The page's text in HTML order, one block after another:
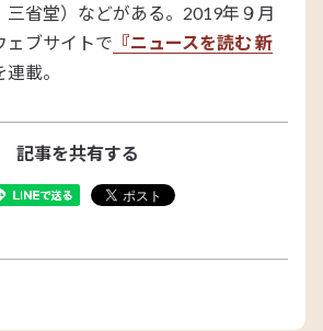
三省堂）などがある。2019年９月
ェブサイトで 『ニュースを読む 新
連載。
記事を共有する